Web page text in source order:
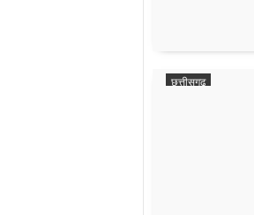
छत्तीसगढ़